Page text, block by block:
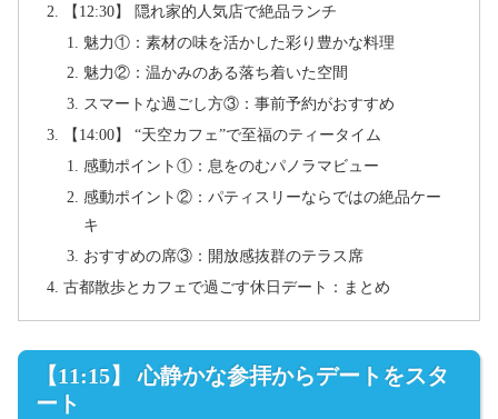
【12:30】 隠れ家的人気店で絶品ランチ
魅力①：素材の味を活かした彩り豊かな料理
魅力②：温かみのある落ち着いた空間
スマートな過ごし方③：事前予約がおすすめ
【14:00】 “天空カフェ”で至福のティータイム
感動ポイント①：息をのむパノラマビュー
感動ポイント②：パティスリーならではの絶品ケー
キ
おすすめの席③：開放感抜群のテラス席
古都散歩とカフェで過ごす休日デート：まとめ
【11:15】 心静かな参拝からデートをスタ
ート